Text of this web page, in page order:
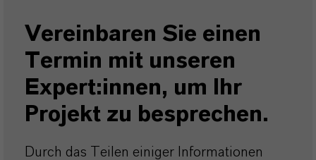
Vereinbaren Sie einen
Termin mit unseren
Expert:innen, um Ihr
Projekt zu besprechen.
Durch das Teilen einiger Informationen